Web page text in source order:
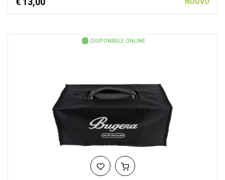
DISPONIBILE ONLINE